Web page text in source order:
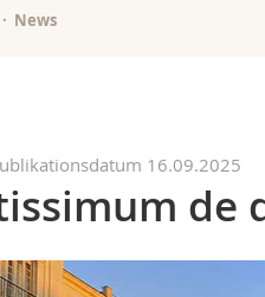
News
16.09.2025
de